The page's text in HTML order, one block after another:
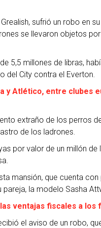
sufrió un robo en
se llevaron objetos
5,5 millones de libras,
del City contra el Everton.
y Atlético, entre clubes
extraño de los perros
de los ladrones.
por valor de un millón de
mansión, que cuenta
pareja, la modelo Sasha
ventajas fiscales a
el aviso de un robo,